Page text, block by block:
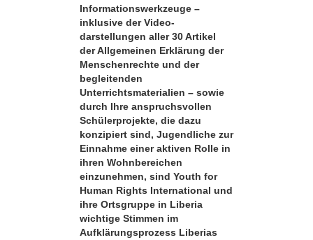
Informationswerkzeuge –
inklusive der Video­
darstellungen aller 30 Artikel
der Allgemeinen Erklärung der
Menschenrechte und der
begleitenden
Unterrichtsmaterialien – sowie
durch Ihre anspruchsvollen
Schülerprojekte, die dazu
konzipiert sind, Jugendliche zur
Einnahme einer aktiven Rolle in
ihren Wohnbereichen
einzunehmen, sind Youth for
Human Rights International und
ihre Ortsgruppe in Liberia
wichtige Stimmen im
Aufklärungsprozess Liberias